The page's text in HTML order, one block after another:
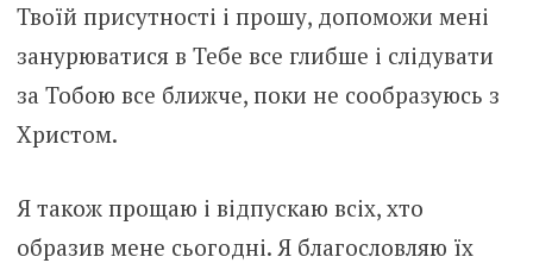
Твоїй присутності і прошу, допоможи мені
занурюватися в Тебе все глибше і слідувати
за Тобою все ближче, поки не сообразуюсь з
Христом.
Я також прощаю і відпускаю всіх, хто
образив мене сьогодні. Я благословляю їх